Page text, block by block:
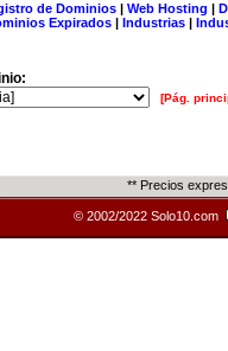
de Dominios| Web Hosting |
Expirados | Industrias |
[Pág.
** Precios
© 2002/2022 Solo10.com